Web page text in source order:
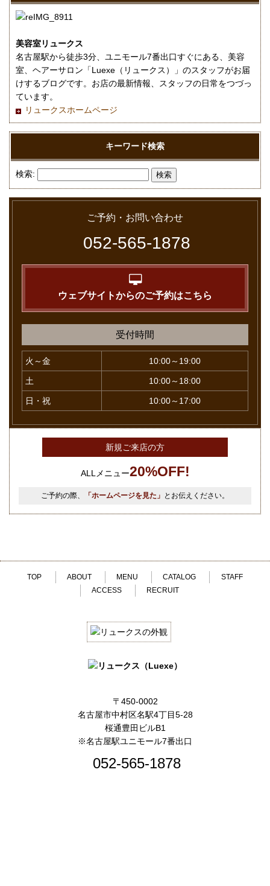
美容室リュークス
名古屋駅から徒歩3分、ユニモール7番出口すぐにある、美容
室、ヘアーサロン「Luexe（リュークス）」のスタッフがお届
けするブログです。お店の最新情報、スタッフの日常をつづっ
ています。
リュークスホームページ
キーワード検索
検索:
ご予約・お問い合わせ
052-565-1878
ウェブサイトからのご予約はこちら
受付時間
火～金 10:00～19:00
土 10:00～18:00
日・祝 10:00～17:00
新規ご来店の方
ALLメニュー20%OFF!
ご予約の際、 「ホームページを見た」 とお伝えください。
TOP ABOUT MENU CATALOG
STAFF
ACCESS
RECRUIT
〒450-0002
名古屋市中村区名駅4丁目5-28
桜通豊田ビルB1
※名古屋駅ユニモール7番出口
052-565-1878